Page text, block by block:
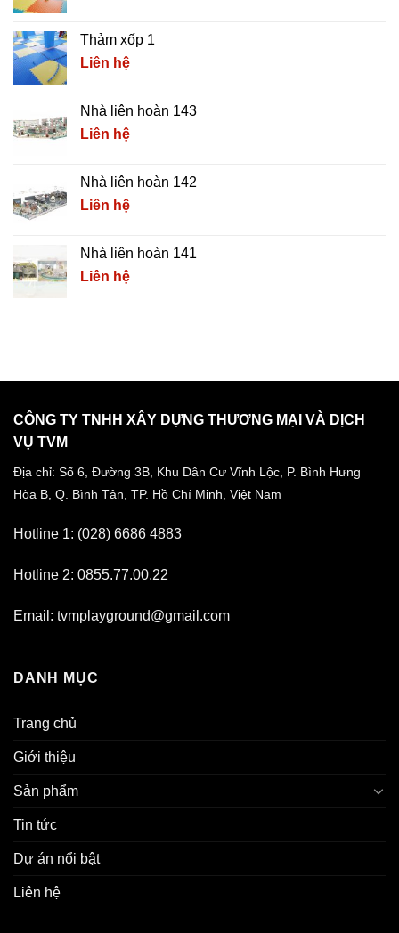
Thảm xốp 1
Liên hệ
Nhà liên hoàn 143
Liên hệ
Nhà liên hoàn 142
Liên hệ
Nhà liên hoàn 141
Liên hệ
CÔNG TY TNHH XÂY DỰNG THƯƠNG MẠI VÀ DỊCH
VỤ TVM
Địa chỉ: Số 6, Đường 3B, Khu Dân Cư Vĩnh Lộc, P. Bình Hưng
Hòa B, Q. Bình Tân, TP. Hồ Chí Minh, Việt Nam
Hotline 1: (028) 6686 4883
Hotline 2: 0855.77.00.22
Email: tvmplayground@gmail.com
DANH MỤC
Trang chủ
Giới thiệu
Sản phẩm
Tin tức
Dự án nổi bật
Liên hệ